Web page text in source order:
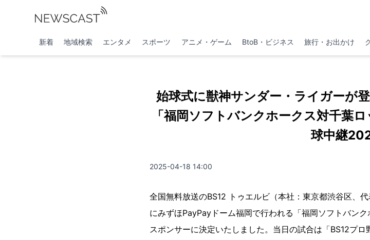
新着 地域検索 エンタメ スポーツ アニメ・ゲーム BtoB・ビジネス 旅行・お出かけ
始球式に獣神サンダー・ライガーが
「福岡ソフトバンクホークス対千葉
球中継
2025-04-18 14:00
全国無料放送のBS12 トゥエルビ（本社：東京都渋谷区、
にみずほPayPayドーム福岡で行われる「福岡ソフトバン
スポンサーに決定いたしました。当日の試合は「BS12プ